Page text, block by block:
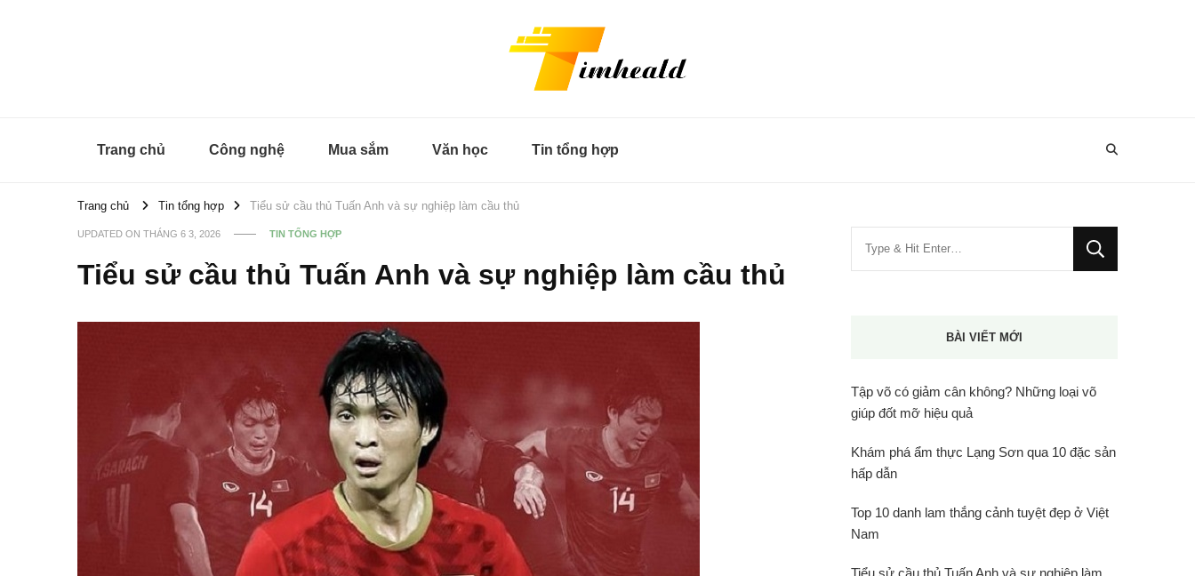
Trang chủ Công nghệ Mua sắm Văn học Tin tổng hợp
Trang chủ Tin tổng hợp Tiểu sử cầu thủ Tuấn Anh và sự nghiệp làm cầu thủ
UPDATED ON THÁNG 6 3, 2026 TIN TỔNG HỢP
Tiểu sử cầu thủ Tuấn Anh và sự nghiệp làm cầu thủ
BÀI VIẾT MỚI
Tập võ có giảm cân không? Những loại võ
giúp đốt mỡ hiệu quả
Khám phá ẩm thực Lạng Sơn qua 10 đặc sản
hấp dẫn
Top 10 danh lam thắng cảnh tuyệt đẹp ở Việt
Nam
Tiểu sử cầu thủ Tuấn Anh và sự nghiệp làm